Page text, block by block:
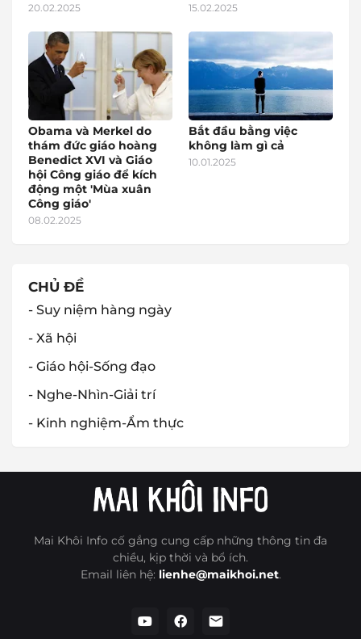
20.02.2025 15.02.2025
Obama và Merkel do
thám đức giáo hoàng
Benedict XVI và Giáo
hội Công giáo để kích
động một 'Mùa xuân
Công giáo'
08.02.2025
Bắt đầu bằng việc
không làm gì cả
10.01.2025
CHỦ ĐỀ
- Suy niệm hàng ngày
- Xã hội
- Giáo hội-Sống đạo
- Nghe-Nhìn-Giải trí
- Kinh nghiệm-Ẩm thực
Mai Khôi Info cố gắng cung cấp những thông tin đa
chiều, kịp thời và bổ ích.
Email liên hệ: lienhe@maikhoi.net.